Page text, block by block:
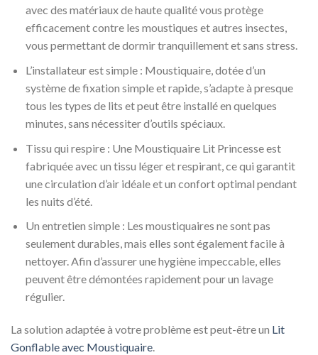
avec des matériaux de haute qualité vous protège
efficacement contre les moustiques et autres insectes,
vous permettant de dormir tranquillement et sans stress.
L’installateur est simple : Moustiquaire, dotée d’un
système de fixation simple et rapide, s’adapte à presque
tous les types de lits et peut être installé en quelques
minutes, sans nécessiter d’outils spéciaux.
Tissu qui respire : Une Moustiquaire Lit Princesse est
fabriquée avec un tissu léger et respirant, ce qui garantit
une circulation d’air idéale et un confort optimal pendant
les nuits d’été.
Un entretien simple : Les moustiquaires ne sont pas
seulement durables, mais elles sont également facile à
nettoyer. Afin d’assurer une hygiène impeccable, elles
peuvent être démontées rapidement pour un lavage
régulier.
La solution adaptée à votre problème est peut-être un Lit
Gonflable avec Moustiquaire.